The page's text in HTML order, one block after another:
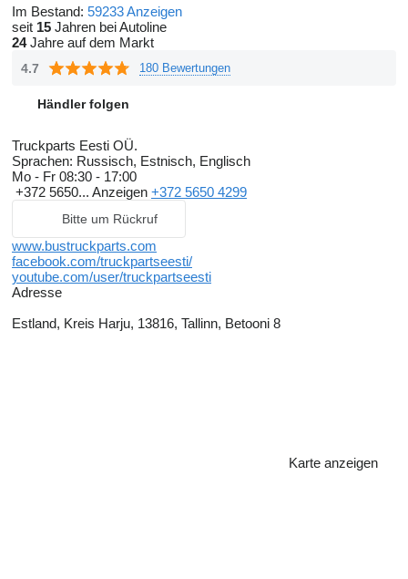
Im Bestand: 59233 Anzeigen
seit 15 Jahren bei Autoline
24Jahre auf dem Markt
4.7 180 Bewertungen
Händler folgen
Truckparts Eesti OÜ.
Sprachen: Russisch, Estnisch, Englisch
Mo - Fr 08:30 - 17:00
+372 5650... Anzeigen +372 5650 4299
Bitte um Rückruf
www.bustruckparts.com
facebook.com/truckpartseesti/
youtube.com/user/truckpartseesti
Adresse
Estland, Kreis Harju, 13816, Tallinn, Betooni 8
Karte anzeigen